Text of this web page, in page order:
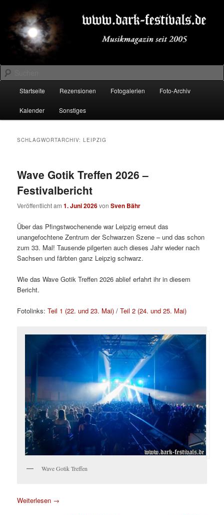
primären
Inhalt
springen
sekundären
Inhalt
springenDARK-FESTIVALS.DE
Suchen
Startseite Rezensionen Fotogalerien Foto-Archiv
Kalender Sonstiges
SCHLAGWORTARCHIV:LEIPZIG
Wave Gotik Treffen 2026 –
Festivalbericht
Veröffentlicht am1. Juni 2026vonSven Bähr
Über das Pfingstwochenende war Leipzig erneut das
unangefochtene Zentrum der Schwarzen Szene – und das schon
zum 33. Mal! Tausende pilgerten auch dieses Jahr wieder nach
Sachsen und färbten ganz Leipzig schwarz.
Wie das Wave Gotik Treffen 2026 ablief erfahrt ihr in diesem
Bericht.
Fotolinks:Teil 1 (22. und 23. Mai) /Teil 2 (24. und 25. Mai)
Wave Gotik Treffen
Weiterlesen →